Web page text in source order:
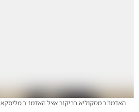
האדמו"ר מסקוליא בביקור אצל האדמו"ר מליסקא